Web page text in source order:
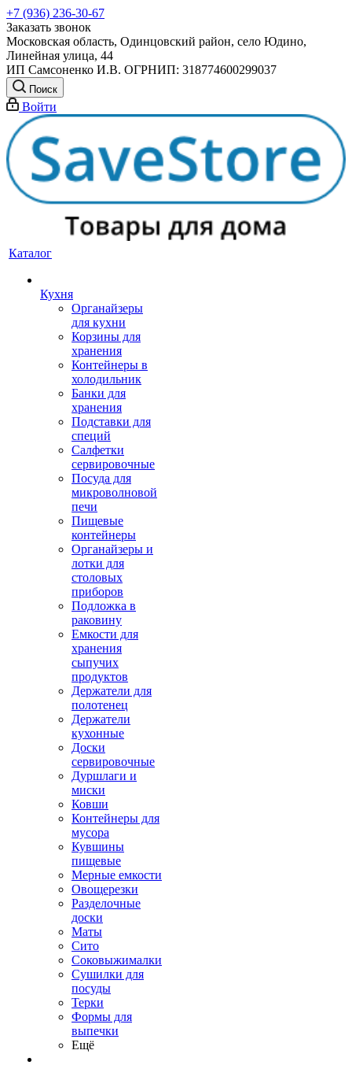
+7 (936) 236-30-67
Заказать звонок
Московская область, Одинцовский район, село Юдино,
Линейная улица, 44
ИП Самсоненко И.В. ОГРНИП: 318774600299037
Поиск
Войти
Каталог
Кухня
Органайзеры
для кухни
Корзины для
хранения
Контейнеры в
холодильник
Банки для
хранения
Подставки для
специй
Салфетки
сервировочные
Посуда для
микроволновой
печи
Пищевые
контейнеры
Органайзеры и
лотки для
столовых
приборов
Подложка в
раковину
Емкости для
хранения
сыпучих
продуктов
Держатели для
полотенец
Держатели
кухонные
Доски
сервировочные
Дуршлаги и
миски
Ковши
Контейнеры для
мусора
Кувшины
пищевые
Мерные емкости
Овощерезки
Разделочные
доски
Маты
Сито
Соковыжималки
Сушилки для
посуды
Терки
Формы для
выпечки
Ещё